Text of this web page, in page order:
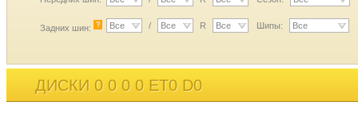
Задних шин: ? Все / Все R Все Шипы: Все
ДИСКИ 0 0 0 0 ET0 D0